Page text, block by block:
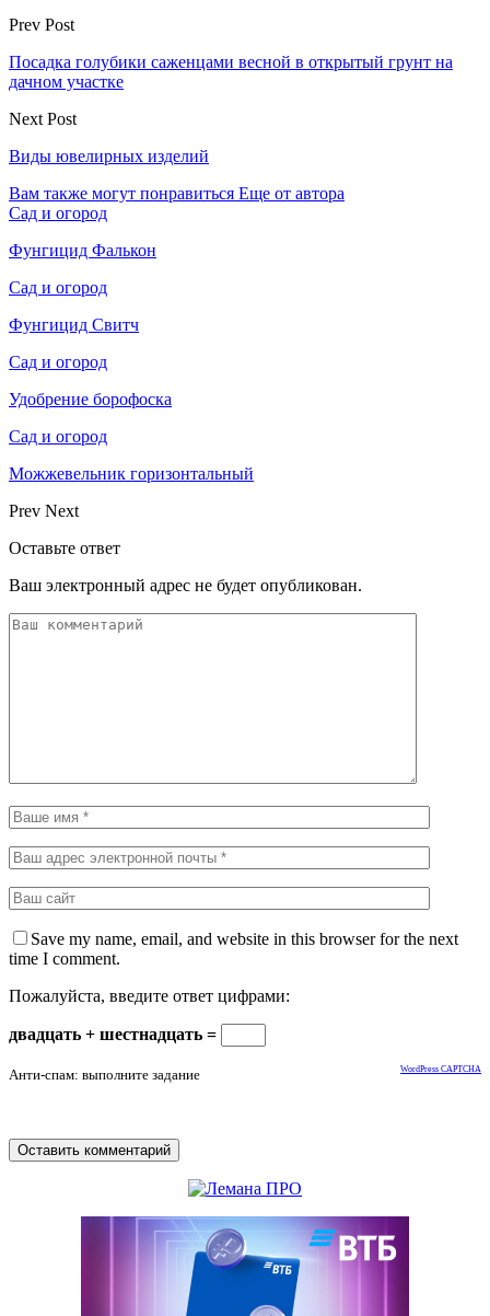
Prev Post
Посадка голубики саженцами весной в открытый грунт на
дачном участке
Next Post
Виды ювелирных изделий
Вам также могут понравиться Еще от автора
Сад и огород
Фунгицид Фалькон
Сад и огород
Фунгицид Свитч
Сад и огород
Удобрение борофоска
Сад и огород
Можжевельник горизонтальный
Prev Next
Оставьте ответ
Ваш электронный адрес не будет опубликован.
Save my name, email, and website in this browser for the next
time I comment.
Пожалуйста, введите ответ цифрами:
двадцать + шестнадцать =
Анти-спам: выполните задание WordPress CAPTCHA